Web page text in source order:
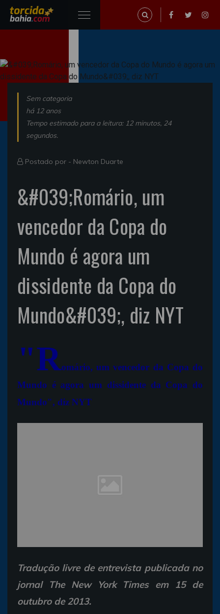
Sem categoria
há 12 anos
Tempo estimado para a leitura: 12 minutos, 24
segundos.
Postado por - Newton Duarte
&#039;Romário, um
vencedor da Copa do
Mundo é agora um
dissidente da Copa do
Mundo&#039;, diz NYT
"Romário, um vencedor da Copa do
Mundo é agora um dissidente da Copa do
Mundo", diz NYT
Tradução livre de entrevista publicada no
jornal The New York Times em 15 de
outubro de 2013.